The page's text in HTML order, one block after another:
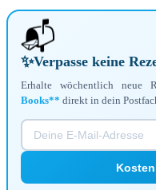
📬
✨Verpasse keine
Erhalte wöchentlich neue
Books** direkt in dein